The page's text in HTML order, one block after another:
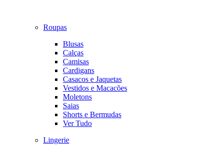
Roupas
Blusas
Calças
Camisas
Cardigans
Casacos e Jaquetas
Vestidos e Macacões
Moletons
Saias
Shorts e Bermudas
Ver Tudo
Lingerie